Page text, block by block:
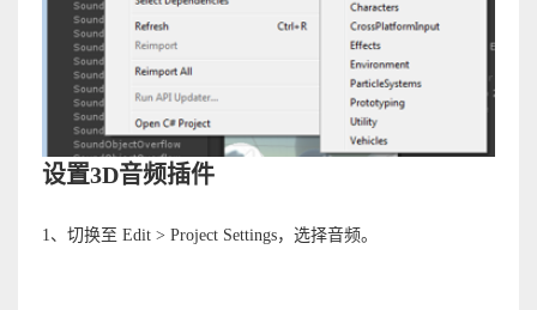
设置3D音频插件
1、切换至 Edit > Project Settings，选择音频。